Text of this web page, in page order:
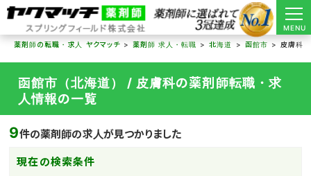
MENU
薬剤師の転職・求人 ヤクマッチ
薬剤師 求人・転職 北海道 函館市 皮膚科
函館市（北海道） / 皮膚科の薬剤師転職・求
人情報の一覧
9件の薬剤師の求人が見つかりました
現在の検索条件